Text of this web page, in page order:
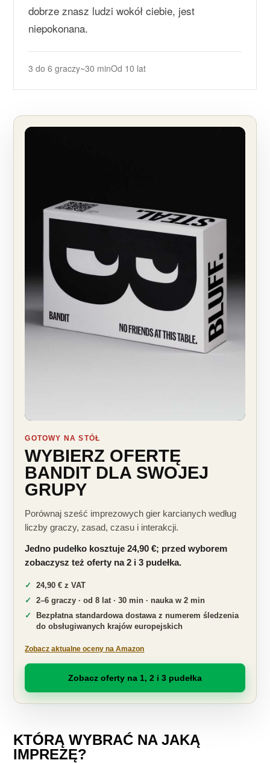
dobrze znasz ludzi wokół ciebie, jest
niepokonana.
3 do 6 graczy~30 minOd 10 lat
GOTOWY NA STÓŁ
WYBIERZ OFERTĘ
BANDIT DLA SWOJEJ
GRUPY
Porównaj sześć imprezowych gier karcianych według
liczby graczy, zasad, czasu i interakcji.
Jedno pudełko kosztuje 24,90 €; przed wyborem
zobaczysz też oferty na 2 i 3 pudełka.
24,90 € z VAT
2–6 graczy · od 8 lat · 30 min · nauka w 2 min
Bezpłatna standardowa dostawa z numerem śledzenia
do obsługiwanych krajów europejskich
Zobacz aktualne oceny na Amazon
Zobacz oferty na 1, 2 i 3 pudełka
KTÓRĄ WYBRAĆ NA JAKĄ
IMPREZĘ?